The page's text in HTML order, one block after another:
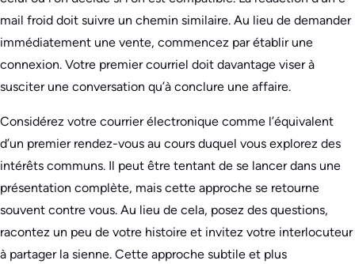
mail froid doit suivre un chemin similaire. Au lieu de demander
immédiatement une vente, commencez par établir une
connexion. Votre premier courriel doit davantage viser à
susciter une conversation qu’à conclure une affaire.
Considérez votre courrier électronique comme l’équivalent
d’un premier rendez-vous au cours duquel vous explorez des
intérêts communs. Il peut être tentant de se lancer dans une
présentation complète, mais cette approche se retourne
souvent contre vous. Au lieu de cela, posez des questions,
racontez un peu de votre histoire et invitez votre interlocuteur
à partager la sienne. Cette approche subtile et plus